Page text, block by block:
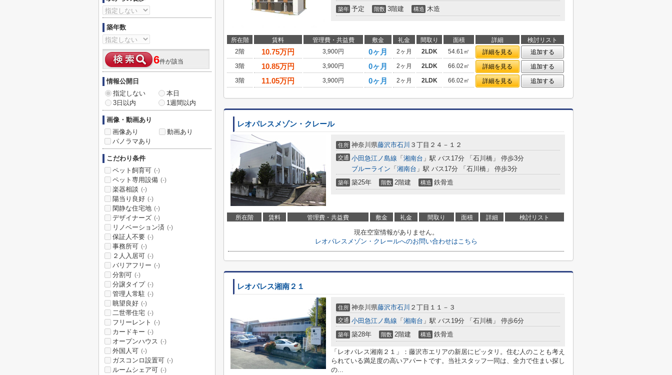
築年 予定 階数 3階建 構造 木造
所在階 賃料 管理費・共益費 敷金 礼金 間取り 面積 詳細
検討リスト
2階
10.75万円 3,900円 0ヶ月 2ヶ月 2LDK 54.61㎡ 詳細を見る
追加する
3階
10.85万円 3,900円 0ヶ月 2ヶ月 2LDK 66.02㎡ 詳細を見る
追加する
3階
11.05万円 3,900円 0ヶ月 2ヶ月 2LDK 66.02㎡ 詳細を見る 追加する
レオパレスメゾン・クレール
住所 神奈川県藤沢市石川 ３丁目２４－１２
交通 小田急江ノ島線 「 湘南台 」駅 バス17分 「石川橋」 停歩3分
ブルーライン 「 湘南台 」駅 バス17分 「石川橋」 停歩3分
築年 築25年 階数 2階建 構造 鉄骨造
所在階 賃料 管理費・共益費 敷金 礼金 間取り 面積 詳細 検討リスト
現在空室情報がありません。
レオパレスメゾン・クレールへのお問い合わせはこちら
レオパレス湘南２１
住所 神奈川県藤沢市石川 ２丁目１１－３
交通 小田急江ノ島線 「 湘南台 」駅 バス19分 「石川橋」 停歩6分
築年 築28年 階数 2階建 構造 鉄骨造
「レオパレス湘南２１」：藤沢市エリアの新居にピッタリ。住む人のことも考え
られている満足度の高いアパートです。当社スタッフ一同は、全力で住まい探し
の...
築年数
6件が該当
情報公開日
指定しない
本日
3日以内
1週間以内
画像・動画あり
画像あり
動画あり
パノラマあり
こだわり条件
ペット飼育可 (-)
ペット専用設備 (-)
楽器相談 (-)
陽当り良好 (-)
閑静な住宅地 (-)
デザイナーズ (-)
リノベーション済 (-)
保証人不要 (-)
事務所可 (-)
２人入居可 (-)
バリアフリー (-)
分割可 (-)
分譲タイプ (-)
管理人常駐 (-)
眺望良好 (-)
二世帯住宅 (-)
フリーレント (-)
カードキー (-)
オープンハウス (-)
外国人可 (-)
ガスコンロ設置可 (-)
ルームシェア可 (-)